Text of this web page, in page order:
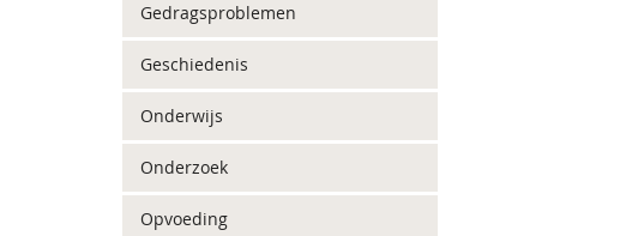
Gedragsproblemen
Geschiedenis
Onderwijs
Onderzoek
Opvoeding